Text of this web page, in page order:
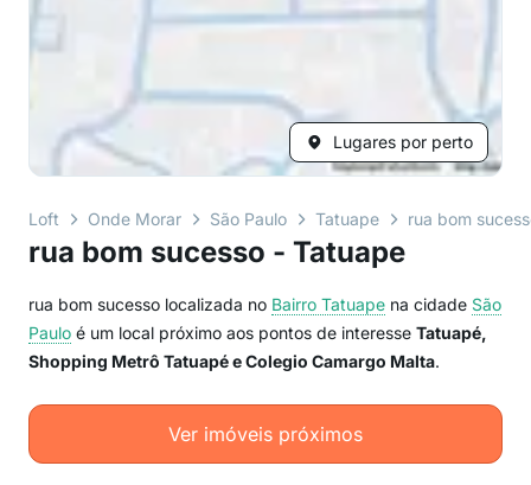
Lugares por perto
Loft Onde Morar São Paulo Tatuape rua bom
rua bom sucesso - Tatuape
rua bom sucesso localizada no Bairro Tatuape na cidade São
Paulo é um local próximo aos pontos de interesse Tatuapé,
Shopping Metrô Tatuapé e Colegio Camargo Malta.
Ver imóveis próximos